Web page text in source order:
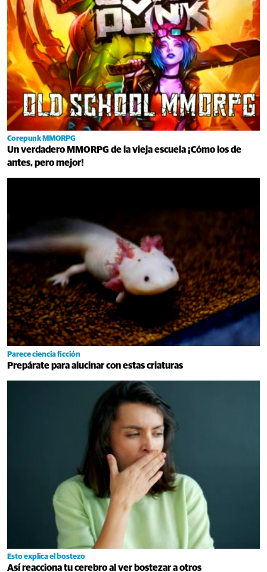
Corepunk MMORPG
Un verdadero MMORPG de la vieja escuela ¡Cómo los de
antes, pero mejor!
Parece ciencia ficción
Prepárate para alucinar con estas criaturas
Esto explica el bostezo
Así reacciona tu cerebro al ver bostezar a otros